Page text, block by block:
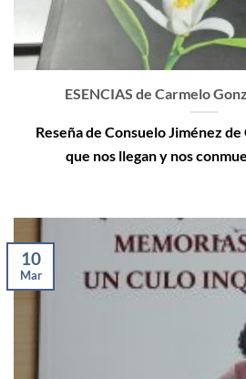
ESENCIAS de Carmelo
Reseña de Consuelo Jiménez
que nos llegan y nos
10
Mar